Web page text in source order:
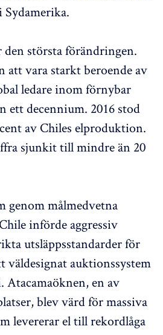
den största förändringen.
att vara starkt beroende av
ledare inom förnybar
ett decennium. 2016 stod
av Chiles elproduktion.
sjunkit till mindre än 20
genom målmedvetna
införde aggressiv
utsläppsstandarder för
väldesignat auktionssystem
en av
blev värd för massiva
levererar el till rekordlåga